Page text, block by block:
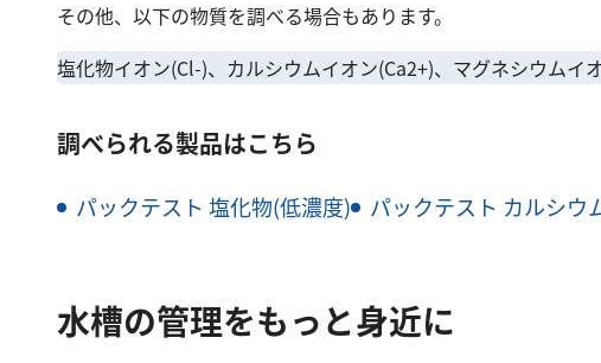
その他、以下の物質を調べる場合もあります。
塩化物イオン(Cl-)、カルシウムイオン(Ca2+)、マグネシウムイ
調べられる製品はこちら
パックテスト 塩化物(低濃度) パックテスト カルシウ
水槽の管理をもっと身近に